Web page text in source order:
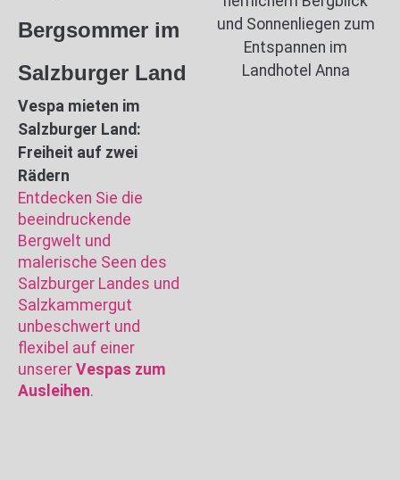
Bergsommer im
Salzburger Land
Vespa mieten im
Salzburger Land:
Freiheit auf zwei
Rädern
Entdecken Sie die
beeindruckende
Bergwelt und
malerische Seen des
Salzburger Landes und
Salzkammergut
unbeschwert und
flexibel auf einer
unserer Vespas zum
Ausleihen.